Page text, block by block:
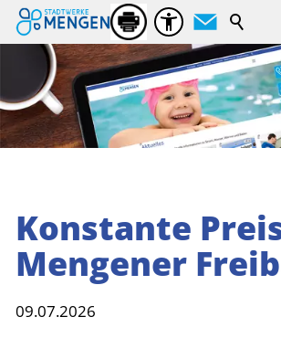
Konstante
Mengener
09.07.2026